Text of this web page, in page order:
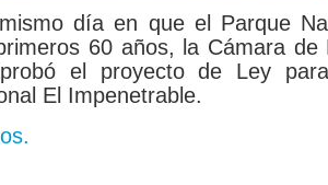
día en que el Parque
60 años, la Cámara de
el proyecto de Ley
El Impenetrable.